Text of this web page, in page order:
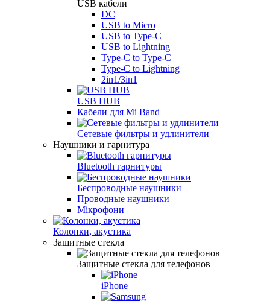
USB кабели
DC
USB to Micro
USB to Type-C
USB to Lightning
Type-C to Type-C
Type-C to Lightning
2in1/3in1
USB HUB
Кабели для Mi Band
Сетевые фильтры и удлинители
Наушники и гарнитура
Bluetooth гарнитуры
Беспроводные наушники
Проводные наушники
Мікрофони
Колонки, акустика
Защитные стекла
Защитные стекла для телефонов
iPhone